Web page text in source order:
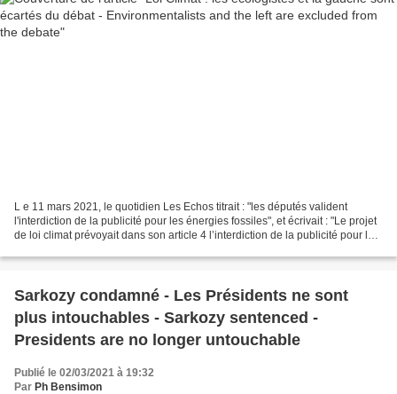
L e 11 mars 2021, le quotidien Les Echos titrait : "les députés valident
l'interdiction de la publicité pour les énergies fossiles", et écrivait : "Le projet
de loi climat prévoyait dans son article 4 l’interdiction de la publicité pour les
Sarkozy condamné - Les Présidents ne sont
plus intouchables - Sarkozy sentenced -
Presidents are no longer untouchable
Publié le 02/03/2021 à 19:32
Par Ph Bensimon